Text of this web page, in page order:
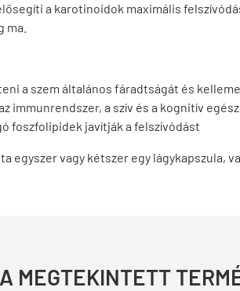
a karotinoidok maximális
ma.
a szem általános fáradtságát és
immunrendszer, a szív és a kognitív
foszfolipidek javítják a felszívódást
egyszer vagy kétszer egy lágykapszula,
MEGTEKINTETT